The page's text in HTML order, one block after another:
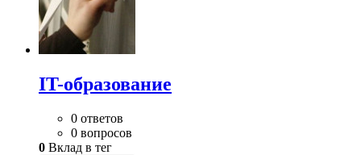
IT-образование
0 ответов
0 вопросов
0 Вклад в тег